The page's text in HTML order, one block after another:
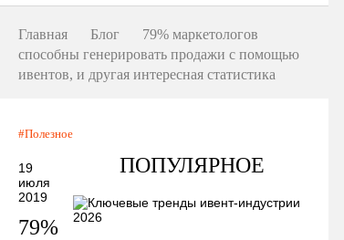
Формат
Портфолио
Главная Блог
79% маркетологов
способны генерировать продажи с помощью
ивентов, и другая интересная статистика
Полезное
19
июля
2019
79%
ПОПУЛЯРНОЕ